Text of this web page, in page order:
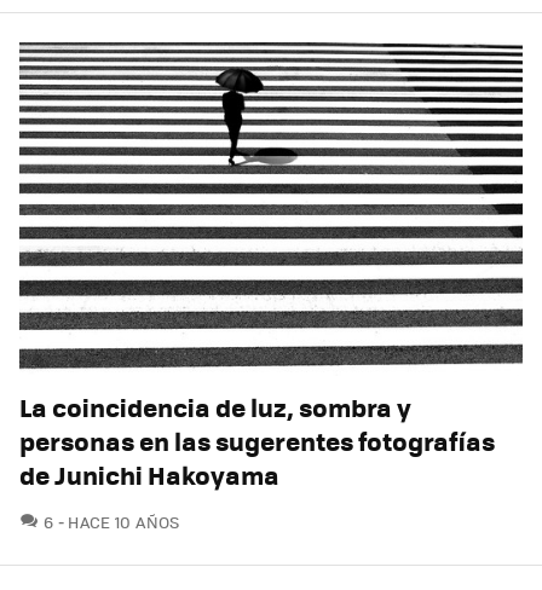
La coincidencia de luz, sombra y
personas en las sugerentes fotografías
de Junichi Hakoyama
6 COMENTARIOS
HACE 10 AÑOS